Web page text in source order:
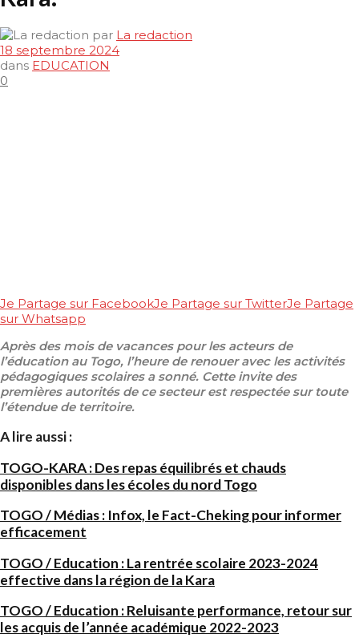
par La redaction
18 septembre 2024
dans EDUCATION
0
Je Partage sur FacebookJe Partage sur TwitterJe Partage
sur Whatsapp
Après des mois de vacances pour les acteurs de
l’éducation au Togo, l’heure de renouer avec les activités
pédagogiques scolaires a sonné. Cette invite des
premières autorités de ce secteur est respectée sur toute
l’étendue de territoire.
A lire aussi :
TOGO-KARA : Des repas équilibrés et chauds
disponibles dans les écoles du nord Togo
TOGO / Médias : Infox, le Fact-Cheking pour informer
efficacement
TOGO / Education : La rentrée scolaire 2023-2024
effective dans la région de la Kara
TOGO / Education : Reluisante performance, retour sur
les acquis de l’année académique 2022-2023